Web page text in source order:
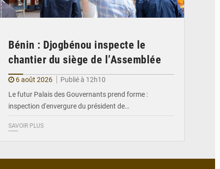
Bénin : Djogbénou inspecte le
chantier du siège de l’Assemblée
6 août 2026
Publié à 12h10
Le futur Palais des Gouvernants prend forme :
inspection d'envergure du président de…
SAVOIR PLUS